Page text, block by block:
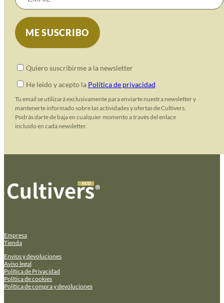
Quiero suscribirme a la newsletter
He leido y acepto la Política de privacidad
Tu email se utilizará exclusivamente para enviarte nuestra newsletter y
mantenerte informado sobre las actividades y ofertas de Cultivers.
Podrás darte de baja en cualquier momento a través del enlace
incluido en cada newsletter.
Empresa
Tienda
Envíos y devoluciones
Aviso legal
Política de Privacidad
Política de cookies
Política de compra y devoluciones